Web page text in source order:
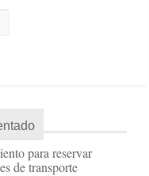
para reservar
de transporte